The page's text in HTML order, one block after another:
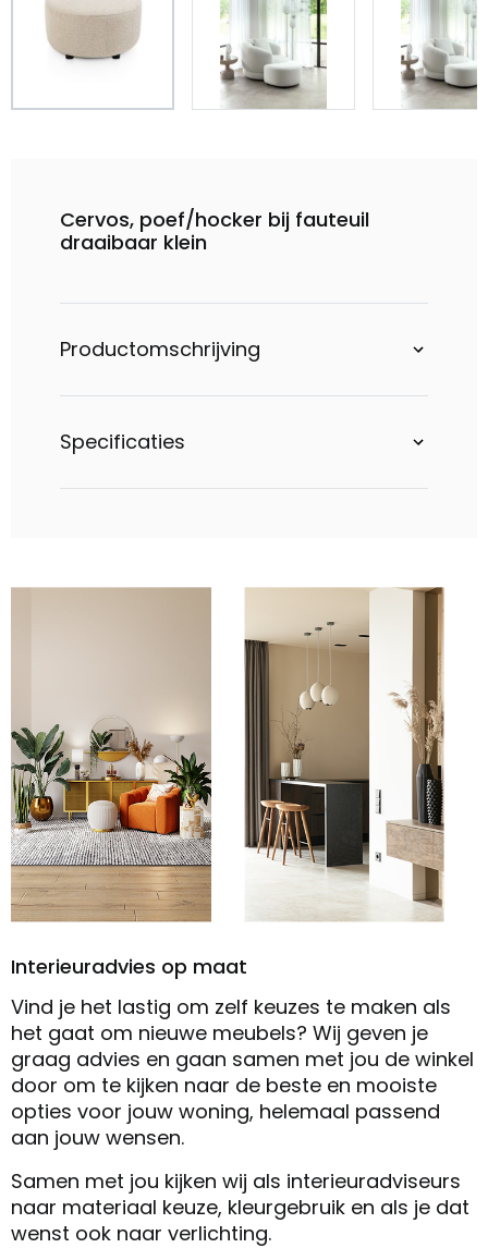
Cervos, poef/hocker bij fauteuil
draaibaar klein
Productomschrijving
Specificaties
Interieuradvies op maat
Vind je het lastig om zelf keuzes te maken als
het gaat om nieuwe meubels? Wij geven je
graag advies en gaan samen met jou de winkel
door om te kijken naar de beste en mooiste
opties voor jouw woning, helemaal passend
aan jouw wensen.
Samen met jou kijken wij als interieuradviseurs
naar materiaal keuze, kleurgebruik en als je dat
wenst ook naar verlichting.